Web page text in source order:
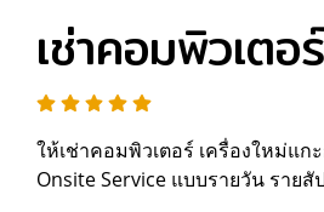
เช่าคอมพิวเต
ให้เช่าคอมพิวเตอร์ เครื่องใหม่แก
Onsite Service แบบรายวัน รายสั